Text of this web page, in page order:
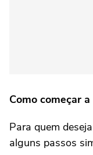
Como começar
Para quem
alguns passos